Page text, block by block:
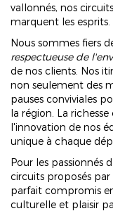
vallonnés, nos
marquent les esprits.
Nous sommes fiers
respectueuse de
de nos clients. Nos
non seulement des
pauses conviviales
la région. La
l'innovation de nos
unique à chaque
Pour les passionnés
circuits proposés
parfait compromis
culturelle et plaisir